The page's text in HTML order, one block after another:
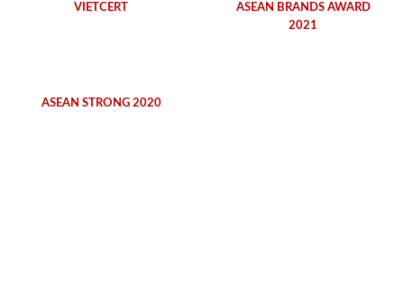
VIETCERT
ASEAN BRANDS AWARD
2021
ASEAN STRONG 2020